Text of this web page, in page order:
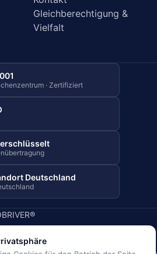
Gleichberechtigung &
Vielfalt
· Zertifiziert
Deutschland